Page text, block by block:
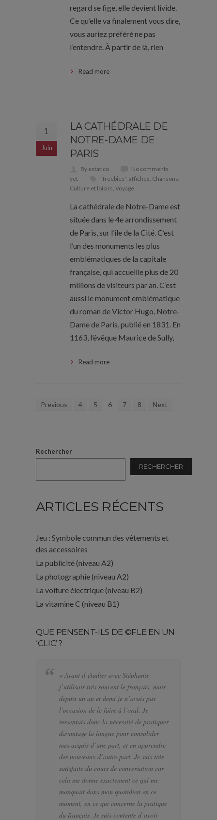
regard se fige, elle devient livide.
Ce qu’elle va finalement vous dire,
vous auriez préféré ne pas
l’entendre. À partir de là, rien
Read more
1
Juin
LA CATHÉDRALE DE
NOTRE-DAME DE
PARIS
By estatico
No comments
yet
"freebies" affiches Chansons
Culture et loisirs Voyage
La cathédrale de Notre-Dame est
située dans le 4e arrondissement
de Paris, sur l’île de la Cité. C’est
l’un des monuments les plus
emblématiques de la capitale
française, qui accueille plus de 20
millions de visiteurs par an. C’est
aussi le monument emblématique
du roman de Victor Hugo, Notre-
Dame de Paris, publié en 1831. En
1163, l’évêque Maurice de Sully,
Read more
Previous 4 5 6 7 8 Next
Rechercher
RECHERCHER
ARTICLES RÉCENTS
Jeu : Symbole commun des vêtements et
des accessoires
La publicité (niveau A2)
La photographie (niveau A2)
La voiture électrique (niveau B2)
La vitamine C (niveau B1)
QUE PENSENT-ILS DE ©FLE EN UN
‘CLIC’?
« Avant d’étudier avec Stéphanie
j’utilisais très souvent le français, mais
depuis un an et demi je n’avais pas
l’occasion de le faire à l’oral. Je
ressentais donc la nécessité de pratiquer
davantage la langue pour consolider
mes acquis d’une part, et en apprendre
des nouveaux d’autre part. Je suis très
satisfaite du cours de conversation car
cela me donne exactement ce qui me
manquait dans mon quotidien en ce
moment, en ce qui concerne la pratique
du français. Je suis contente d’avoir